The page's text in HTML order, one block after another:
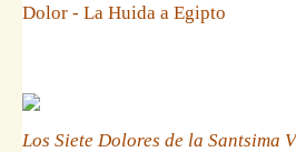
Dolor - La Huida a Egipto
Los Siete Dolores de la Santsima